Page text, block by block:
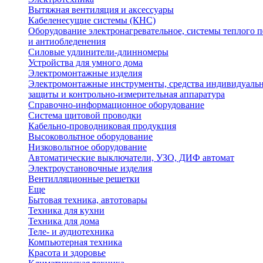
Вытяжная вентиляция и аксессуары
Кабеленесущие системы (КНС)
Оборудование электронагревательное, системы теплого
и антиобледенения
Силовые удлинители-длинномеры
Устройства для умного дома
Электромонтажные изделия
Электромонтажные инструменты, средства
защиты и контрольно-измерительная аппаратура
Справочно-информационное оборудование
Система щитовой проводки
Кабельно-проводниковая продукция
Высоковольтное оборудование
Низковольтное оборудование
Автоматические выключатели, УЗО, ДИФ автомат
Электроустановочные изделия
Вентилляционные решетки
Еще
Бытовая техника, автотовары
Техника для кухни
Техника для дома
Теле- и аудиотехника
Компьютерная техника
Красота и здоровье